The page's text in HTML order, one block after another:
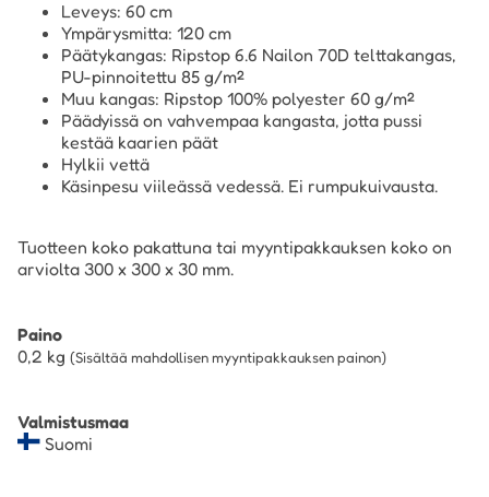
Leveys: 60 cm
Ympärysmitta: 120 cm
Päätykangas: Ripstop 6.6 Nailon 70D telttakangas,
PU-pinnoitettu 85 g/m²
Muu kangas: Ripstop 100% polyester 60 g/m²
Päädyissä on vahvempaa kangasta, jotta pussi
kestää kaarien päät
Hylkii vettä
Käsinpesu viileässä vedessä. Ei rumpukuivausta.
Tuotteen koko pakattuna tai myyntipakkauksen koko on
arviolta 300 x 300 x 30 mm.
Paino
0,2 kg (Sisältää mahdollisen myyntipakkauksen painon)
Valmistusmaa
Suomi